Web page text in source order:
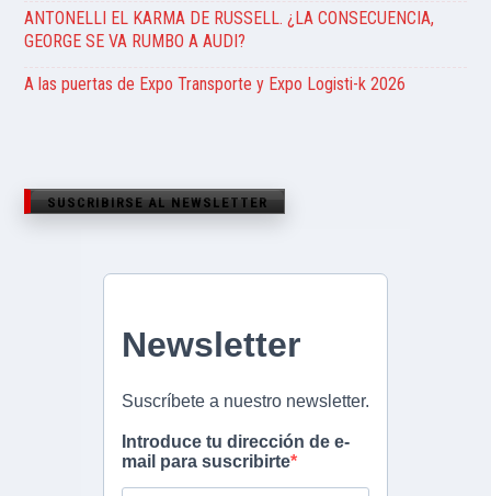
ANTONELLI EL KARMA DE RUSSELL. ¿LA CONSECUENCIA,
GEORGE SE VA RUMBO A AUDI?
A las puertas de Expo Transporte y Expo Logisti-k 2026
SUSCRIBIRSE AL NEWSLETTER